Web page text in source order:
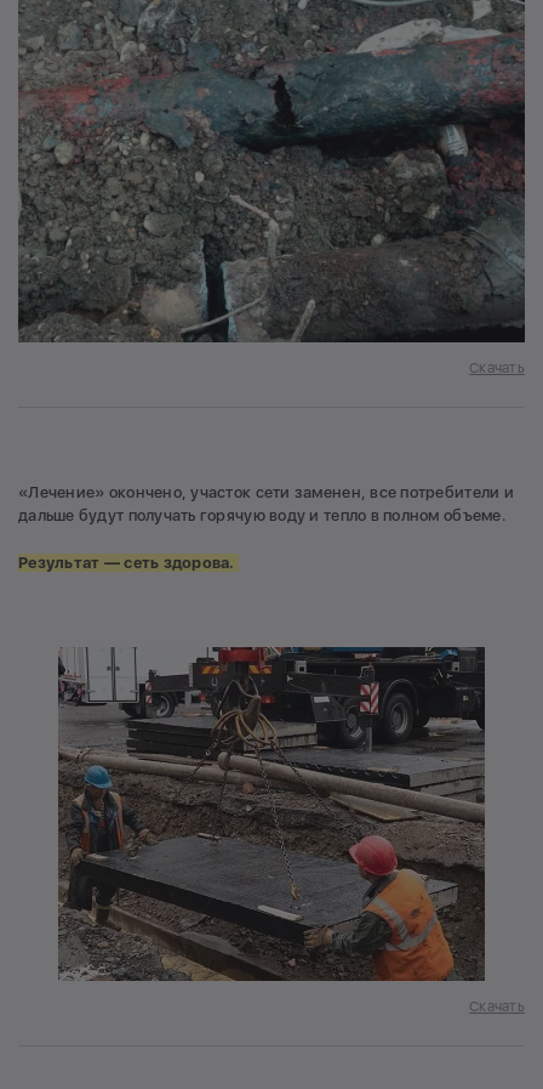
Скачать
«Лечение» окончено, участок сети заменен, все потребители и
дальше будут получать горячую воду и тепло в полном объеме.
Результат —сеть здорова.
Скачать